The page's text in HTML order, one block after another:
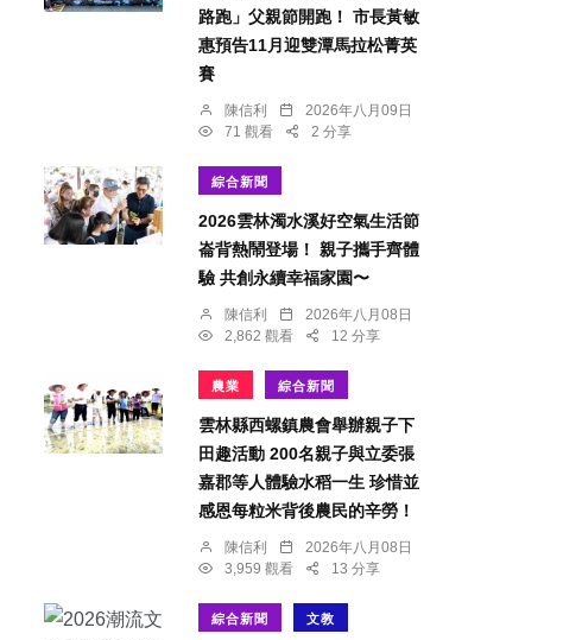
路跑」父親節開跑！ 市長黃敏
惠預告11月迎雙潭馬拉松菁英
賽
陳信利
2026年八月09日
71 觀看
2 分享
綜合新聞
2026雲林濁水溪好空氣生活節
崙背熱鬧登場！ 親子攜手齊體
驗 共創永續幸福家園〜
陳信利
2026年八月08日
2,862 觀看
12 分享
農業 綜合新聞
雲林縣西螺鎮農會舉辦親子下
田趣活動 200名親子與立委張
嘉郡等人體驗水稻一生 珍惜並
感恩每粒米背後農民的辛勞！
陳信利
2026年八月08日
3,959 觀看
13 分享
綜合新聞 文教